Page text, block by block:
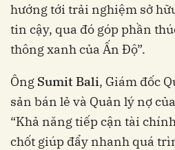
hướng tới trải nghiệm sở
tin cậy, qua đó góp phần
thông xanh của Ấn Độ”.
Ông Sumit Bali, Giám đốc
sản bán lẻ và Quản lý nợ
“Khả năng tiếp cận tài
chốt giúp đẩy nhanh quá